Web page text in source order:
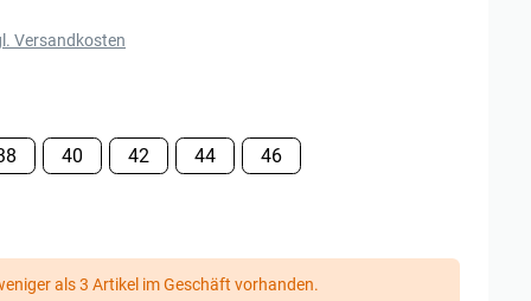
Versandkosten
40 42 44 46
als 3 Artikel im Geschäft vorhanden.